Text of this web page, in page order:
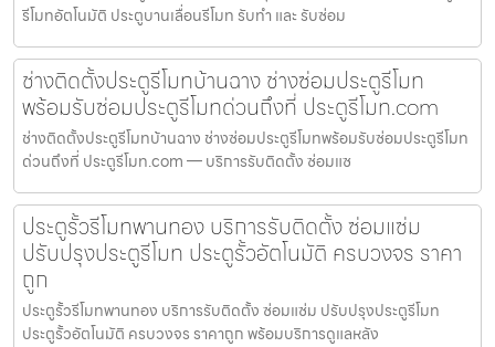
รีโมทอัตโนมัติ ประตูบานเลื่อนรีโมท รับทำ และ รับซ่อม
ช่างติดตั้งประตูรีโมทบ้านฉาง ช่างซ่อมประตูรีโมท
พร้อมรับซ่อมประตูรีโมทด่วนถึงที่ ประตูรีโมท.com
ช่างติดตั้งประตูรีโมทบ้านฉาง ช่างซ่อมประตูรีโมทพร้อมรับซ่อมประตูรีโมท
ด่วนถึงที่ ประตูรีโมท.com — บริการรับติดตั้ง ซ่อมแซ
ประตูรั้วรีโมทพานทอง บริการรับติดตั้ง ซ่อมแซ่ม
ปรับปรุงประตูรีโมท ประตูรั้วอัตโนมัติ ครบวงจร ราคา
ถูก
ประตูรั้วรีโมทพานทอง บริการรับติดตั้ง ซ่อมแซ่ม ปรับปรุงประตูรีโมท
ประตูรั้วอัตโนมัติ ครบวงจร ราคาถูก พร้อมบริการดูแลหลัง